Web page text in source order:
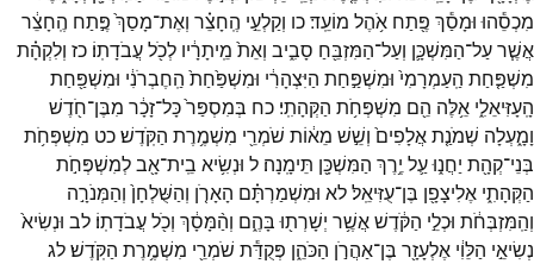
מִכְסֵ֕הוּ וּמָסַ֕ךְ פֶּ֖תַח אֹ֥הֶל מוֹעֵֽד׃כו וְקַלְעֵ֣י הֶֽחָצֵ֗ר וְאֶת־מָסַךְ֙ פֶּ֣תַח הֶֽחָצֵ֔ר
אֲשֶׁ֧רעַל־הַמִּשְׁכָּ֛ן וְעַל־הַמִּזְבֵּ֖חַ סָבִ֑יב וְאֵת֙ מֵֽיתָרָ֔יו לְכֹ֖לעֲבֹדָתֽוֹ׃ כז וְלִקְהָ֗ת
מִשְׁפַּ֤חַת הַֽעַמְרָמִי֙ וּמִשְׁפַּ֣חַת הַיִּצְהָרִ֔י וּמִשְׁפַּ֙חַת֙ הַֽחֶבְרֹנִ֔י וּמִשְׁפַּ֖חַת
הָֽעָזִּיאֵלִ֑י אֵ֥לֶּה הֵ֖ם מִשְׁפְּחֹ֥ת הַקְּהָתִֽי׃ כח בְּמִסְפַּר֙כָּל־זָכָ֔ר מִבֶּן־חֹ֖דֶשׁ
וָמָ֑עְלָה שְׁמֹנַ֤תאֲלָפִים֙ וְשֵׁ֣שׁ מֵא֔וֹת שֹׁמְרֵ֖י מִשְׁמֶ֥רֶת הַקֹּֽדֶשׁ׃כט מִשְׁפְּחֹ֥ת
בְּנֵי־קְהָ֖ת יַחֲנ֑וּעַ֛ל יֶ֥רֶךְ הַמִּשְׁכָּ֖ן תֵּימָֽנָה׃ ל וּנְשִׂ֥יא בֵֽית־אָ֖בלְמִשְׁפְּחֹ֣ת
הַקְּהָתִ֑י אֶלִיצָפָ֖ן בֶּן־עֻזִּיאֵֽל׃לא וּמִשְׁמַרְתָּ֗ם הָאָרֹ֤ן וְהַשֻּׁלְחָן֙ וְהַמְּנֹרָ֣ה
וְהַֽמִּזְבְּחֹ֔ת וּכְלֵ֣י הַקֹּ֔דֶשׁאֲשֶׁ֥ר יְשָׁרְת֖וּ בָּהֶ֑ם וְהַ֨מָּסָ֔ךְ וְכֹ֖לעֲבֹדָתֽוֹ׃ לב וּנְשִׂיא֙
נְשִׂיאֵ֣י הַלֵּוִ֔י אֶלְעָזָ֖ר בֶּן־אַהֲרֹ֣ן הַכֹּהֵ֑ן פְּקֻדַּ֕ת שֹׁמְרֵ֖י מִשְׁמֶ֥רֶת הַקֹּֽדֶשׁ׃לג